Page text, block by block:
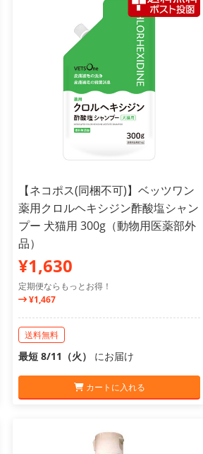
【ネコポス(同梱不可)】ベッツワン
薬用クロルヘキシジン酢酸塩シャン
プー 犬猫用 300g（動物用医薬部外
品）
¥1,630
定期便ならもっとお得！
¥1,467
送料無料
最短 8/11（火） にお届け
カートに入れる